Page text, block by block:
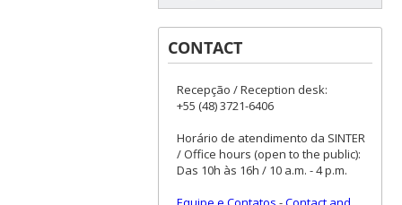
CONTACT
Recepção / Reception desk:
+55 (48) 3721-6406
Horário de atendimento da SINTER
/ Office hours (open to the public):
Das 10h às 16h / 10 a.m. - 4 p.m.